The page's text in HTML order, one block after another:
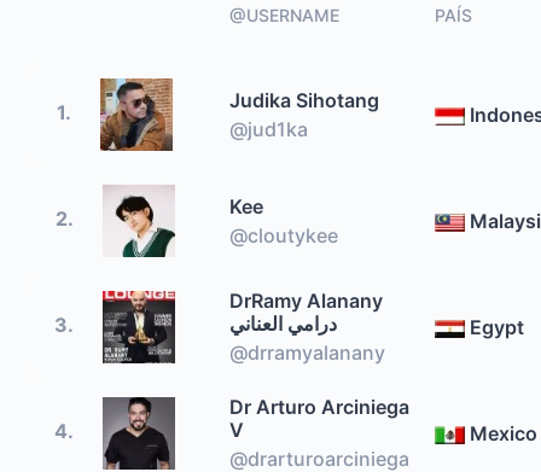
@USERNAME PAÍS
1.
Judika Sihotang
@jud1ka
2.
Kee
@cloutykee
3.
DrRamy Alanany
درامي العناني
@drramyalanany
Egypt
4.
Dr Arturo Arciniega
V
@drarturoarciniega
Mexico